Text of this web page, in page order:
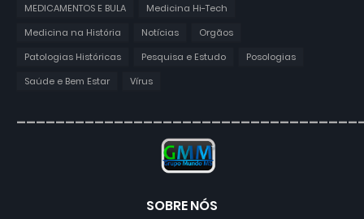
MEDICAMENTOS E BULA
Medicina Hi-Tech
Medicina na História
Notícias
Orgãos
Patologias Históricas
Pesquisa e Estudo
Posologias
Saúde e Bem Estar
Vírus
SOBRE NÓS